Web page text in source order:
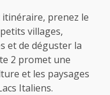
prenez le
villages,
et de déguster la
2 promet une
et les paysages
Italiens.